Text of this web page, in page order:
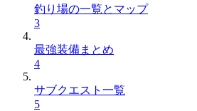
釣り場の一覧とマップ
3
最強装備まとめ
4
サブクエスト一覧
5